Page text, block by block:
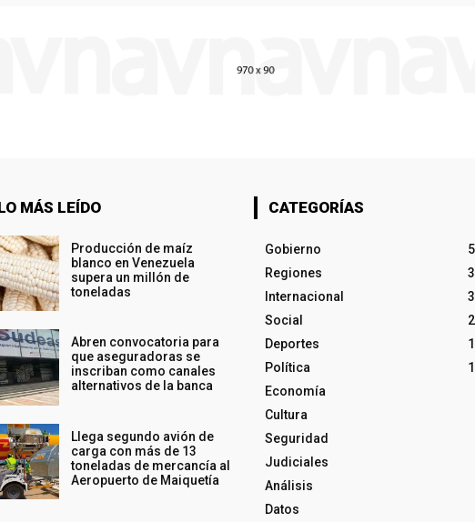
MÁS LEÍDO
Producción de maíz
blanco en Venezuela
supera un millón de
toneladas
Abren convocatoria para
que aseguradoras se
inscriban como canales
alternativos de la banca
Llega segundo avión de
carga con más de 13
toneladas de mercancía al
Aeropuerto de Maiquetía
CATEGORÍAS
Gobierno
Regiones
Internacional
Social
Deportes
Política
Economía
Cultura
Seguridad
Judiciales
Análisis
Datos